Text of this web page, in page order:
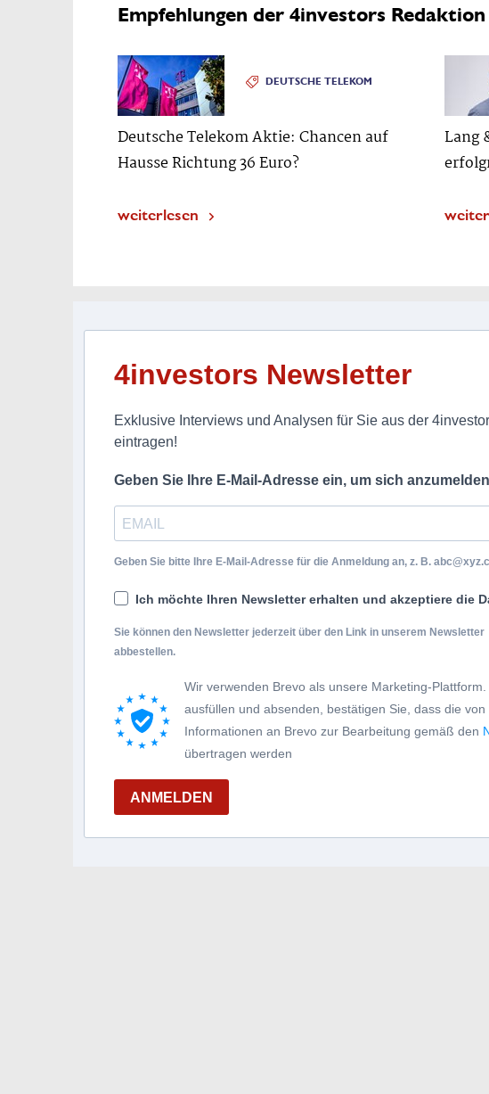
Empfehlungen der 4investors Redaktion
DEUTSCHE TELEKOM
Deutsche Telekom Aktie: Chancen auf
Hausse Richtung 36 Euro?
weiterlesen
Lang
4investors Newsletter
Exklusive Interviews und Analysen für Sie aus der
eintragen!
Geben Sie Ihre E-Mail-Adresse ein, um sich anzumelden
Geben Sie bitte Ihre E-Mail-Adresse für die Anmeldung an, z. B.
Ich möchte Ihren Newsletter erhalten und akzeptiere die
Sie können den Newsletter jederzeit über den Link in unserem Newsletter
abbestellen.
Wir verwenden Brevo als unsere Marketing-
ausfüllen und absenden, bestätigen Sie, dass die
Informationen an Brevo zur Bearbeitung gemäß den
übertragen werden
ANMELDEN